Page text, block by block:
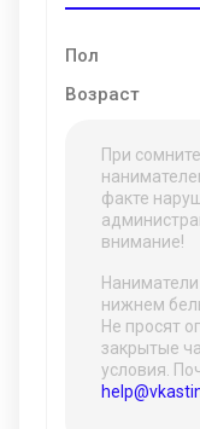
Пол
Возраст
При
факте
внимание!
нижнем
Не просят
закрытые
условия.